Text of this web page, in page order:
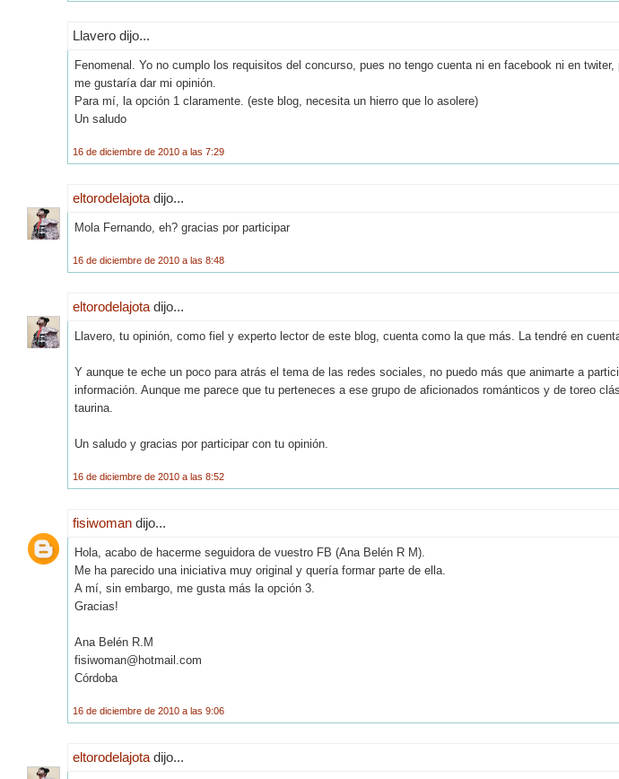
Llavero dijo...
Fenomenal. Yo no cumplo los requisitos del concurso, pues no tengo cuenta ni en facebook ni en
me gustaría dar mi opinión.
Para mí, la opción 1 claramente. (este blog, necesita un hierro que lo asolere)
Un saludo
16 de diciembre de 2010 a las 7:29
eltorodelajota dijo...
Mola Fernando, eh? gracias por participar
16 de diciembre de 2010 a las 8:48
eltorodelajota dijo...
Llavero, tu opinión, como fiel y experto lector de este blog, cuenta como la que más. La tendré en
Y aunque te eche un poco para atrás el tema de las redes sociales, no puedo más que animarte a
información. Aunque me parece que tu perteneces a ese grupo de aficionados románticos y de toreo
taurina.
Un saludo y gracias por participar con tu opinión.
16 de diciembre de 2010 a las 8:52
fisiwoman dijo...
Hola, acabo de hacerme seguidora de vuestro FB (Ana Belén R M).
Me ha parecido una iniciativa muy original y quería formar parte de ella.
A mí, sin embargo, me gusta más la opción 3.
Gracias!
Ana Belén R.M
fisiwoman@hotmail.com
Córdoba
16 de diciembre de 2010 a las 9:06
eltorodelajota dijo...